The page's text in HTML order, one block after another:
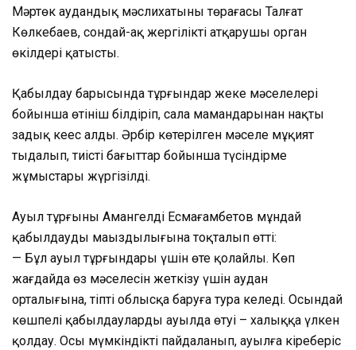
Мәртөк аудандық мәслихатының төрағасы Талғат
Көлкебаев, сондай-ақ жергілікті атқарушы орган
өкілдері қатысты.
Қабылдау барысында тұрғындар жеке мәселелері
бойынша өтініш білдіріп, сала мамандарынан нақты
заңдық кеңес алды. Әрбір көтерілген мәселе мұқият
тыңдалып, тиісті бағыттар бойынша түсіндірме
жұмыстары жүргізілді.
Ауыл тұрғыны Амангелді Есмағамбетов мұндай
қабылдаудың маңыздылығына тоқталып өтті:
— Бұл ауыл тұрғындары үшін өте қолайлы. Көп
жағдайда өз мәселесін жеткізу үшін аудан
орталығына, тіпті облысқа баруға тура келеді. Осындай
көшпелі қабылдаулардың ауылда өтуі – халыққа үлкен
қолдау. Осы мүмкіндікті пайдаланып, ауылға кіреберіс